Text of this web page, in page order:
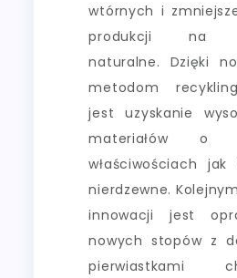
wtórnych i
produkcji na
naturalne. Dzięki
metodom
jest uzyskanie
materiałów o
właściwościach
nierdzewne.
innowacji jest
nowych stopów z
pierwiastkami